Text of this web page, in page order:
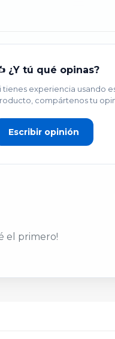
¿Y tú qué opinas?
tienes experiencia usando
compártenos tu
Escribir opinión
el primero!